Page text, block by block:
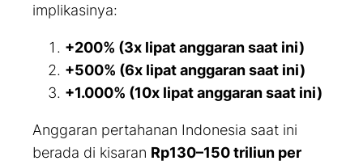
implikasinya:
+200% (3x lipat anggaran saat ini)
+500% (6x lipat anggaran saat ini)
+1.000% (10x lipat anggaran saat ini)
Anggaran pertahanan Indonesia saat ini
berada di kisaran Rp130–150 triliun per